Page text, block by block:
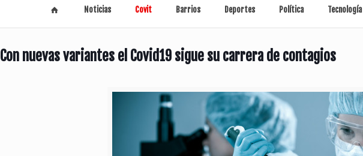
Noticias Covit Barrios Deportes Política Tecnología
Con nuevas variantes el Covid19 sigue su carrera de contagios